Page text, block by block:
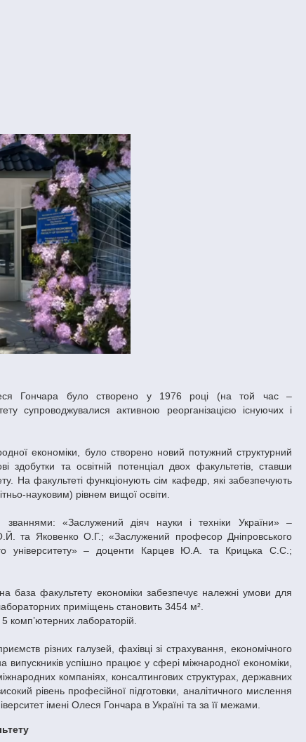
Олеся Гончара було створено у 1976 році (на той час –
супроводжувалися активною реорганізацією існуючих і
економіки, було створено новий потужний структурний
та освітній потенціал двох факультетів, ставши
На факультеті функціонують сім кафедр, які забезпечують
науковим) рівнем вищої освіти.
званнями: «Заслужений діяч науки і техніки України» –
та Яковенко О.Г.; «Заслужений професор Дніпровського
університету» – доценти Карцев Ю.А. та Крицька С.С.;
база факультету економіки забезпечує належні умови для
приміщень становить 3454 м².
комп’ютерних лабораторій.
різних галузей, фахівці зі страхування, економічного
випускників успішно працює у сфері міжнародної економіки,
компаніях, консалтингових структурах, державних
рівень професійної підготовки, аналітичного мислення
імені Олеся Гончара в Україні та за її межами.